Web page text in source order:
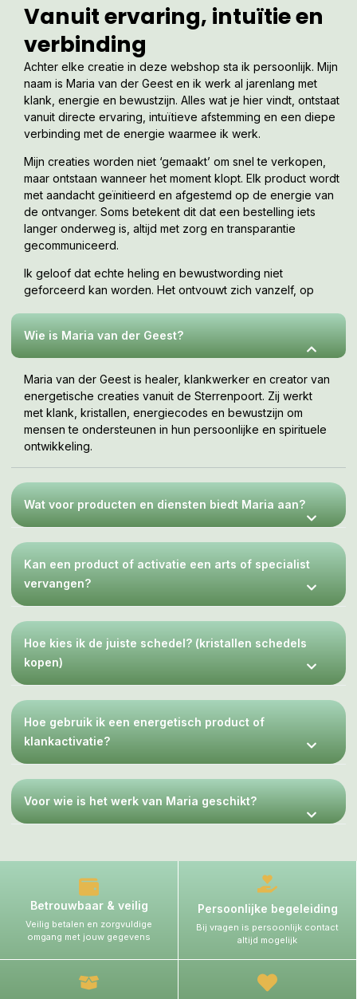
Vanuit ervaring, intuïtie en
verbinding
Achter elke creatie in deze webshop sta ik persoonlijk. Mijn
naam is Maria van der Geest en ik werk al jarenlang met
klank, energie en bewustzijn. Alles wat je hier vindt, ontstaat
vanuit directe ervaring, intuïtieve afstemming en een diepe
verbinding met de energie waarmee ik werk.
Mijn creaties worden niet ‘gemaakt’ om snel te verkopen,
maar ontstaan wanneer het moment klopt. Elk product wordt
met aandacht geïnitieerd en afgestemd op de energie van
de ontvanger. Soms betekent dit dat een bestelling iets
langer onderweg is, altijd met zorg en transparantie
gecommuniceerd.
Ik geloof dat echte heling en bewustwording niet
geforceerd kan worden. Het ontvouwt zich vanzelf, op
Wie is Maria van der Geest?
Maria van der Geest is healer, klankwerker en creator van
energetische creaties vanuit de Sterrenpoort. Zij werkt
met klank, kristallen, energiecodes en bewustzijn om
mensen te ondersteunen in hun persoonlijke en spirituele
ontwikkeling.
Wat voor producten en diensten biedt Maria aan?
Kan een product of activatie een arts of specialist
vervangen?
Hoe kies ik de juiste schedel? (kristallen schedels
kopen)
Hoe gebruik ik een energetisch product of
klankactivatie?
Voor wie is het werk van Maria geschikt?
Betrouwbaar & veilig
Veilig betalen en zorgvuldige
omgang met jouw gegevens
Persoonlijke begeleiding
Bij vragen is persoonlijk contact
altijd mogelijk